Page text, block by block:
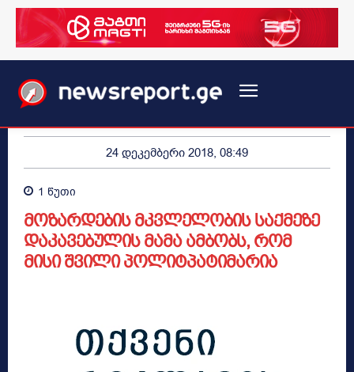
24 დეკემბერი 2018, 08:49
1 წუთი
მოზარდების მკვლელობის საქმეზე
დაკავებულის მამა ამბობს, რომ
მისი შვილი პოლიტპატიმარია